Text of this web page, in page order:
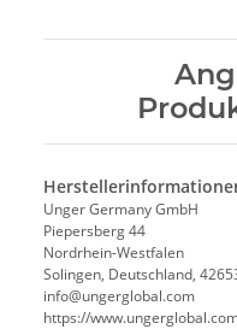
Unger Germany GmbH
Piepersberg 44
Nordrhein-Westfalen
Solingen, Deutschland,
info@ungerglobal.com
https://